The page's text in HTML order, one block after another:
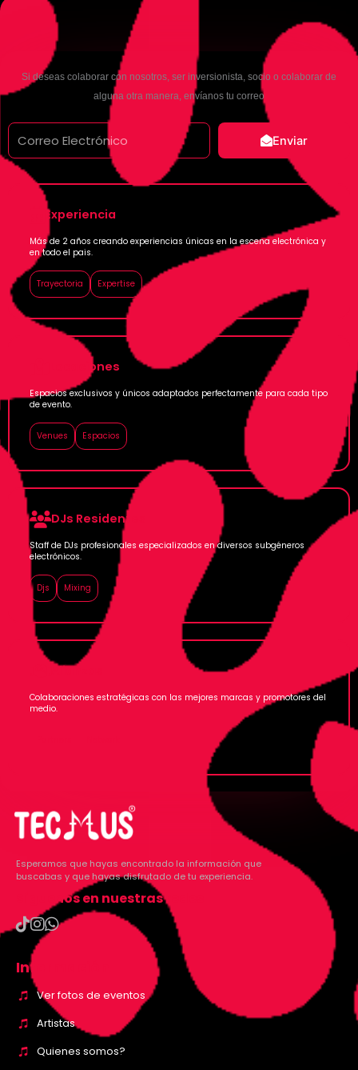
Si deseas colaborar con nosotros, ser inversionista, socio o colaborar de
alguna otra manera, envíanos tu correo
Enviar
Experiencia
Más de 2 años creando experiencias únicas en la escena electrónica y
en todo el pais.
Trayectoria Expertise
Locaciones
Espacios exclusivos y únicos adaptados perfectamente para cada tipo
de evento.
Venues Espacios
DJs Residentes
Staff de DJs profesionales especializados en diversos subgéneros
electrónicos.
Djs Mixing
Alianzas
Colaboraciones estratégicas con las mejores marcas y promotores del
medio.
Esperamos que hayas encontrado la información que
buscabas y que hayas disfrutado de tu experiencia.
Síguenos en nuestras redes
Información
Ver fotos de eventos
Artistas
Quienes somos?